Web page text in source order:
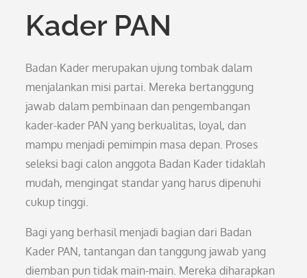
Kader PAN
Badan Kader merupakan ujung tombak dalam
menjalankan misi partai. Mereka bertanggung
jawab dalam pembinaan dan pengembangan
kader-kader PAN yang berkualitas, loyal, dan
mampu menjadi pemimpin masa depan. Proses
seleksi bagi calon anggota Badan Kader tidaklah
mudah, mengingat standar yang harus dipenuhi
cukup tinggi.
Bagi yang berhasil menjadi bagian dari Badan
Kader PAN, tantangan dan tanggung jawab yang
diemban pun tidak main-main. Mereka diharapkan